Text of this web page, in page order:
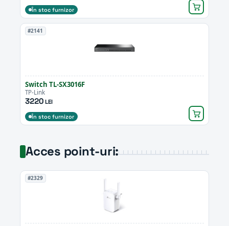
În stoc furnizor
#2141
Switch TL-SX3016F
TP-Link
3220LEI
În stoc furnizor
Acces point-uri:
#2329